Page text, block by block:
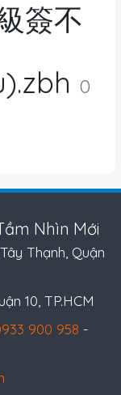
簽不
0
Nhìn Mới
Thạnh, Quận
10, TP.HCM
900 958 -